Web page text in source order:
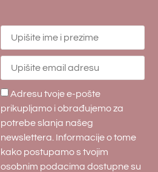
Adresu tvoje e-pošte
prikupljamo i obrađujemo za
potrebe slanja našeg
newslettera. Informacije o tome
kako postupamo s tvojim
osobnim podacima dostupne su